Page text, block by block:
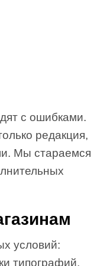
с ошибками.
редакция,
Мы стараемся
условий:
типографий,